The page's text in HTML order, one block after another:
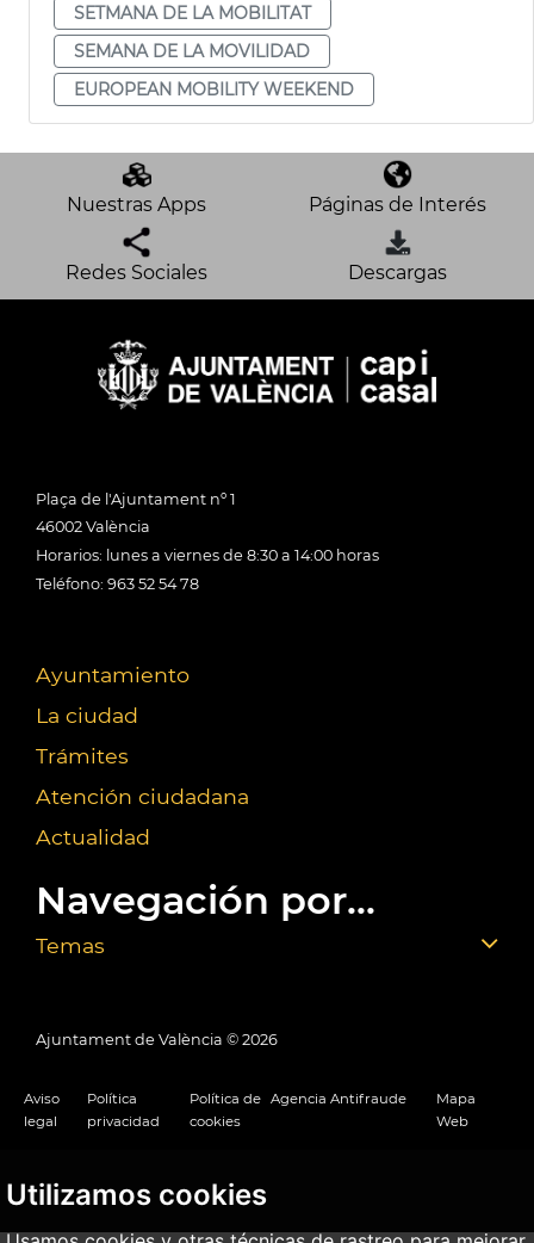
Utilizamos cookies
SETMANA DE LA MOBILITAT
SEMANA DE LA MOVILIDAD
EUROPEAN MOBILITY WEEKEND
Nuestras Apps Páginas de Interés
Redes Sociales Descargas
Plaça de l'Ajuntament nº 1
46002 València
Horarios: lunes a viernes de 8:30 a 14:00 horas
Teléfono: 963 52 54 78
Ayuntamiento
La ciudad
Trámites
Atención ciudadana
Actualidad
Navegación por...
Temas
Ajuntament de València © 2026
Aviso
legal
Política
privacidad
Política de
cookies
Agencia Antifraude
Mapa
Web